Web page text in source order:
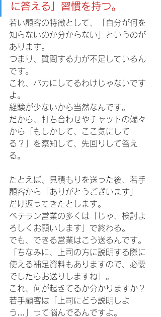
に答える」習慣を持つ。
若い顧客の特徴として、「自分が何を
知らないのか分からない」というのが
あります。
つまり、質問する力が不足しているん
です。
これ、バカにしてるわけじゃないです
よ。
経験が少ないから当然なんです。
だから、打ち合わせやチャットの端々
から「もしかして、ここ気にして
る？」を察知して、先回りして答え
る。
たとえば、見積もりを送った後、若手
顧客から「ありがとうございます」
だけ返ってきたとします。
ベテラン営業の多くは「じゃ、検討よ
ろしくお願いします」で終わる。
でも、できる営業はこう送るんです。
「ちなみに、上司の方に説明する際に
使える補足資料もありますので、必要
でしたらお送りしますね」。
これ、何が起きてるか分かりますか？
若手顧客は「上司にどう説明しよ
う…」って悩んでるんですよ。